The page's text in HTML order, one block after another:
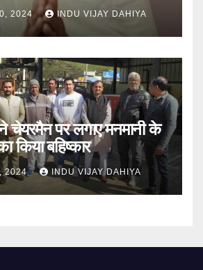
2024 INDU VIJAY DAHIYA
ने चेयरमैन पर लगाए मनमानी के
किया बहिष्कार
2024 INDU VIJAY DAHIYA